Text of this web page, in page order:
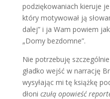
podziękowaniach kieruje
który motywował ją
dalej” i ja Wam powiem
„Domy bezdomne”.
Nie potrzebuję
gładko wejść w narrację
wysyłając mi tę książkę
dłoni czułą opowieść